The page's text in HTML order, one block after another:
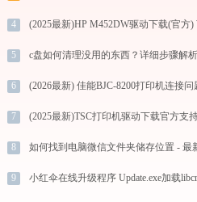
4
5 c盘如何清理没用的东西？详细步骤解析
6
7
8
9